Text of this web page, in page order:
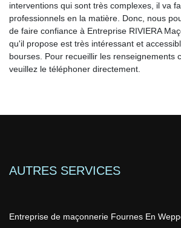
interventions qui sont très complexes, il va
professionnels en la matière. Donc, nous
de faire confiance à Entreprise RIVIERA
qu'il propose est très intéressant et
bourses. Pour recueillir les renseignements
veuillez le téléphoner directement.
AUTRES SERVICES
Entreprise de maçonnerie Fournes En